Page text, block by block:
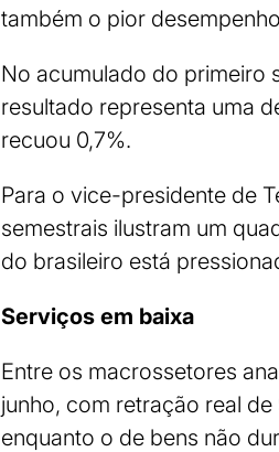
também o pior
No acumulado do primeiro
resultado representa uma
recuou 0,7%.
Para o vice-presidente de
semestrais ilustram um
do brasileiro está
Serviços em baixa
Entre os macrossetores
junho, com retração real
enquanto o de bens não